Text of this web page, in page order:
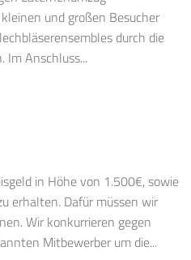
und großen Besucher
durch die
Im Anschluss...
in Höhe von 1.500€, sowie
erhalten. Dafür müssen wir
Wir konkurrieren gegen
Mitbewerber um die...